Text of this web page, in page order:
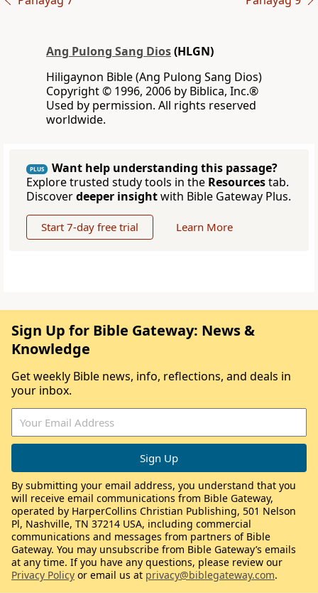
Ang Pulong Sang Dios(HLGN)
Hiligaynon Bible (Ang Pulong Sang Dios)
Copyright © 1996, 2006 by Biblica, Inc.®
Used by permission. All rights reserved
worldwide.
PLUS
Want help understanding this passage?
Explore trusted study tools in the Resourcestab.
Discoverdeeper insightwith Bible Gateway Plus.
Start 7-day free trial Learn More
Sign Up for Bible Gateway: News &
Knowledge
Get weekly Bible news, info, reflections, and deals in
your inbox.
By submitting your email address, you understand that you
will receive email communications from Bible Gateway,
operated by HarperCollins Christian Publishing, 501 Nelson
Pl, Nashville, TN 37214 USA, including commercial
communications and messages from partners of Bible
Gateway. You may unsubscribe from Bible Gateway’s emails
at any time. If you have any questions, please review our
Privacy Policy or email us at privacy@biblegateway.com.